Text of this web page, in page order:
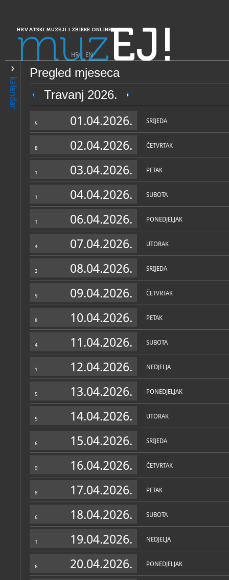
HRVATSKI MUZEJI I ZBIRKE ONLINE
muzEJ!
HR| EN
kalendar
Pregled mjeseca
Travanj 2026.
5 01.04.2026. SRIJEDA
8 02.04.2026. ČETVRTAK
1 03.04.2026. PETAK
1 04.04.2026. SUBOTA
1 06.04.2026. PONEDJELJAK
4 07.04.2026. UTORAK
2 08.04.2026. SRIJEDA
9 09.04.2026. ČETVRTAK
8 10.04.2026. PETAK
4 11.04.2026. SUBOTA
1 12.04.2026. NEDJELJA
5 13.04.2026. PONEDJELJAK
5 14.04.2026. UTORAK
6 15.04.2026. SRIJEDA
9 16.04.2026. ČETVRTAK
8 17.04.2026. PETAK
6 18.04.2026. SUBOTA
1 19.04.2026. NEDJELJA
6 20.04.2026. PONEDJELJAK
PRETRAŽIVANJE
Dalmacija
Gradski muzej Korčula
OPĆI PODACI
Zbirke